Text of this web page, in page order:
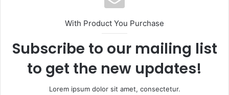
With Product You Purchase
Subscribe to our mailing list
to get the new updates!
Lorem ipsum dolor sit amet, consectetur.